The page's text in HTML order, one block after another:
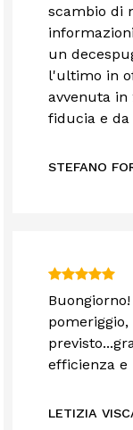
scambio di
un
l'ultimo in
avvenuta in
fiducia e da
STEFANO
efficienza e
LETIZIA